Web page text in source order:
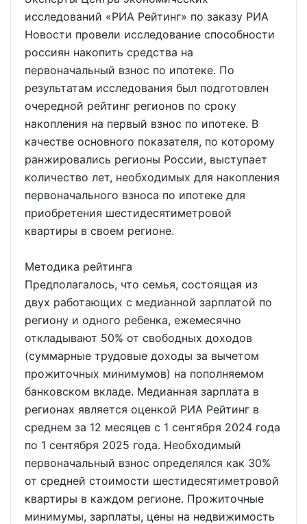
исследований «РИА Рейтинг» по заказу РИА
Новости провели исследование способности
россиян накопить средства на
первоначальный взнос по ипотеке. По
результатам исследования был подготовлен
очередной рейтинг регионов по сроку
накопления на первый взнос по ипотеке. В
качестве основного показателя, по которому
ранжировались регионы России, выступает
количество лет, необходимых для накопления
первоначального взноса по ипотеке для
приобретения шестидесятиметровой
квартиры в своем регионе.
Методика рейтинга
Предполагалось, что семья, состоящая из
двух работающих с медианной зарплатой по
региону и одного ребенка, ежемесячно
откладывают 50% от свободных доходов
(суммарные трудовые доходы за вычетом
прожиточных минимумов) на пополняемом
банковском вкладе. Медианная зарплата в
регионах является оценкой РИА Рейтинг в
среднем за 12 месяцев с 1 сентября 2024 года
по 1 сентября 2025 года. Необходимый
первоначальный взнос определялся как 30%
от средней стоимости шестидесятиметровой
квартиры в каждом регионе. Прожиточные
минимумы, зарплаты, цены на недвижимость